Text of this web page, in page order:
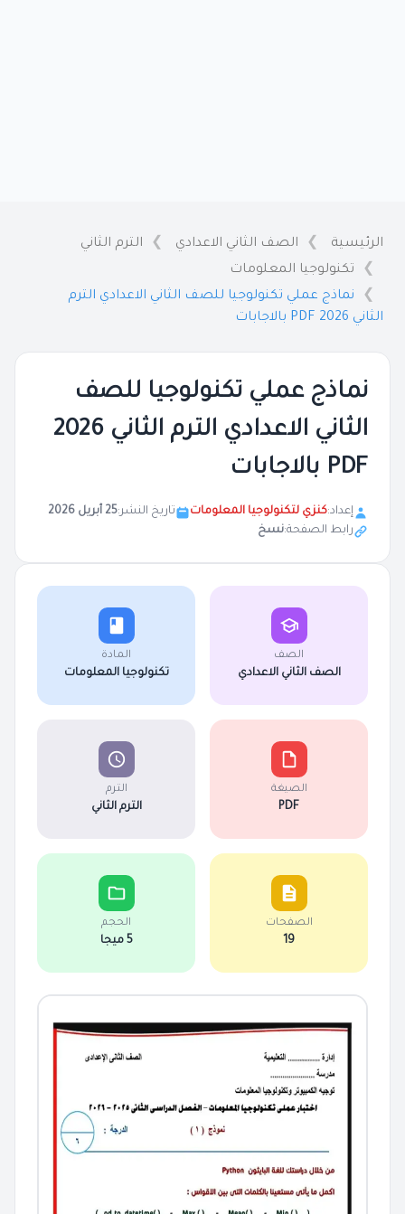
الرئيسية الصف الثاني الاعدادي
الترم الثاني
تكنولوجيا المعلومات
نماذج عملي تكنولوجيا للصف الثاني الاعدادي الترم
الثاني 2026 PDF بالاجابات
نماذج عملي تكنولوجيا للصف
الثاني الاعدادي الترم الثاني 2026
PDF بالاجابات
إعداد:كنزي لتكنولوجيا المعلومات تاريخ النشر:25 أبريل 2026
رابط الصفحة:نسخ
الصف
الصف الثاني الاعدادي
المادة
تكنولوجيا المعلومات
الصيغة
PDF
الترم
الترم الثاني
الصفحات
19
الحجم
5 ميجا